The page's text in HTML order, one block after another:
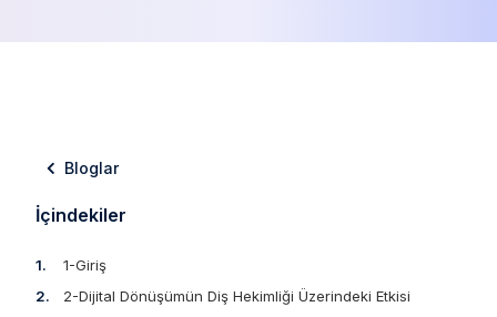
Bloglar
İçindekiler
1-Giriş
2-Dijital Dönüşümün Diş Hekimliği Üzerindeki Etkisi